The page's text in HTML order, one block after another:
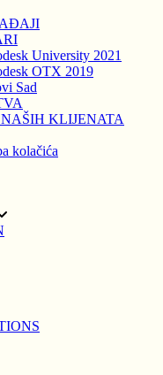
University 2021
OTX 2019
Sad
KLIJENATA
kolačića